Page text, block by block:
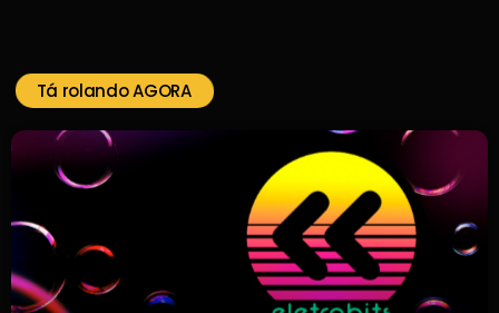
Tá rolando AGORA